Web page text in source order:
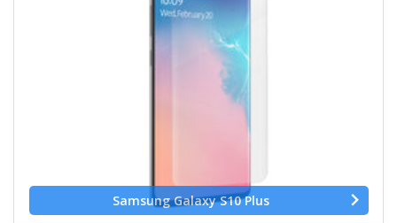
Samsung Galaxy S10 Plus